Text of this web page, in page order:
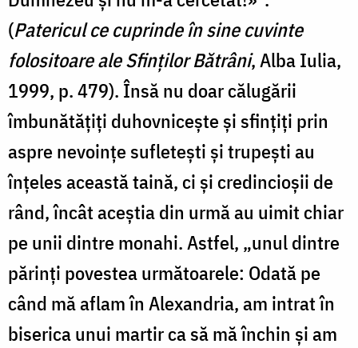
(Patericul ce cuprinde în sine cuvinte
folositoare ale Sfinților Bătrâni, Alba Iulia,
1999, p. 479). Însă nu doar călugării
îmbunătățiți duhovnicește și sfințiți prin
aspre nevoințe sufletești și trupești au
înțeles această taină, ci și credincioșii de
rând, încât aceștia din urmă au uimit chiar
pe unii dintre monahi. Astfel, „unul dintre
părinți povestea următoarele: Odată pe
când mă aflam în Alexandria, am intrat în
biserica unui martir ca să mă închin și am